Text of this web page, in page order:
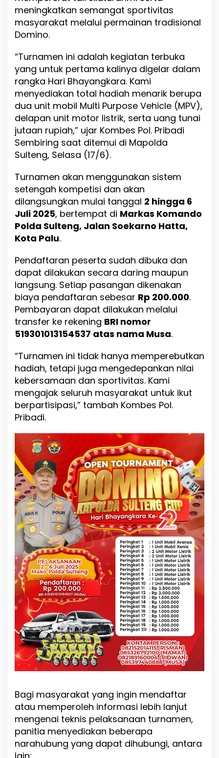
i
a
e
w
a
h
i
P
a
u
meningkatkan semangat sportivitas
masyarakat melalui permainan tradisional
Domino.
“Turnamen ini adalah kegiatan terbuka
yang untuk pertama kalinya digelar dalam
rangka Hari Bhayangkara. Kami
menyediakan total hadiah menarik berupa
dua unit mobil Multi Purpose Vehicle (MPV),
delapan unit motor listrik, serta uang tunai
jutaan rupiah,” ujar Kombes Pol. Pribadi
Sembiring saat ditemui di Mapolda
Sulteng, Selasa (17/6).
Turnamen akan menggunakan sistem
setengah kompetisi dan akan
dilangsungkan mulai tanggal 2 hingga 6
Juli 2025, bertempat di Markas Komando
Polda Sulteng, Jalan Soekarno Hatta,
Kota Palu.
Pendaftaran peserta sudah dibuka dan
dapat dilakukan secara daring maupun
langsung. Setiap pasangan dikenakan
biaya pendaftaran sebesar Rp 200.000.
Pembayaran dapat dilakukan melalui
transfer ke rekening BRI nomor
519301013154537 atas nama Musa.
“Turnamen ini tidak hanya memperebutkan
hadiah, tetapi juga mengedepankan nilai
kebersamaan dan sportivitas. Kami
mengajak seluruh masyarakat untuk ikut
berpartisipasi,” tambah Kombes Pol.
Pribadi.
Bagi masyarakat yang ingin mendaftar
atau memperoleh informasi lebih lanjut
mengenai teknis pelaksanaan turnamen,
panitia menyediakan beberapa
narahubung yang dapat dihubungi, antara